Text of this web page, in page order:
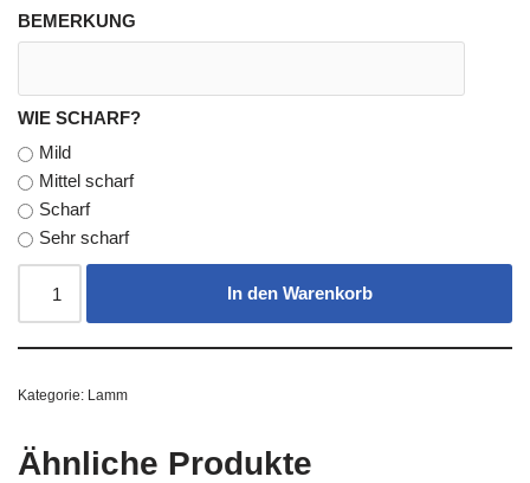
BEMERKUNG
WIE SCHARF?
Mild
Mittel scharf
Scharf
Sehr scharf
In den Warenkorb
Kategorie: Lamm
Ähnliche Produkte